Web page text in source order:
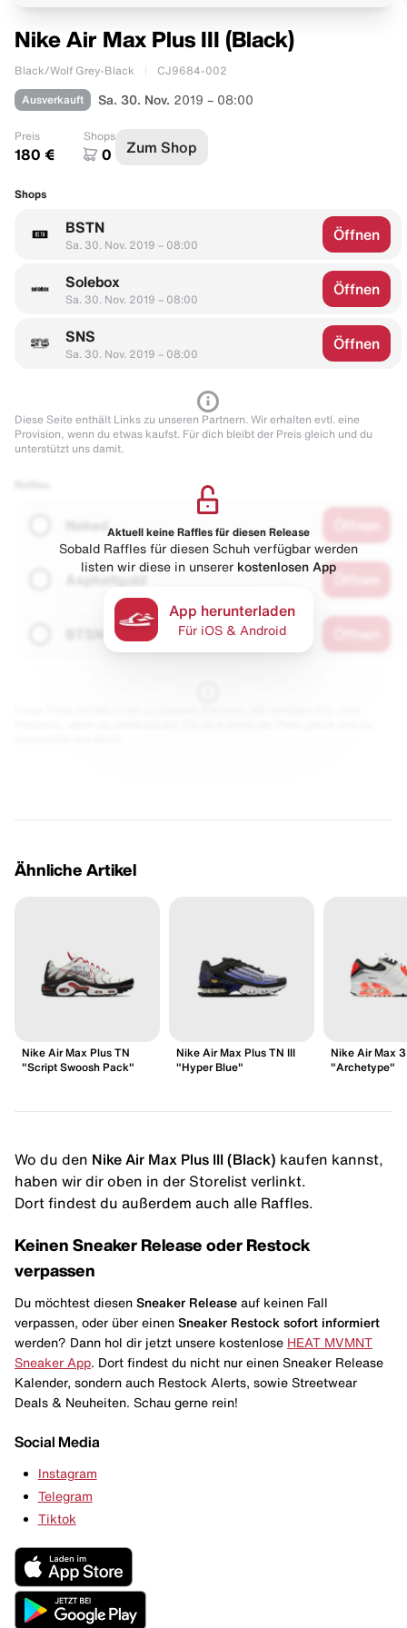
Nike Air Max Plus III (Black)
Black/Wolf Grey-Black CJ9684-002
Ausverkauft Sa. 30. Nov. 2019 – 08:00
Preis
180 €
Shops
0 Zum Shop
Shops
BSTN
Sa. 30. Nov. 2019 – 08:00
Öffnen
Solebox
Sa. 30. Nov. 2019 – 08:00
Öffnen
SNS
Sa. 30. Nov. 2019 – 08:00
Öffnen
Diese Seite enthält Links zu unseren Partnern. Wir erhalten evtl. eine
Provision, wenn du etwas kaufst. Für dich bleibt der Preis gleich und du
unterstützt uns damit.
Naked
Asphaltgold
Aktuell keine Raffles für diesen Release
Sobald Raffles für diesen Schuh verfügbar werden
listen wir diese in unserer kostenlosen App
App herunterladen
Für iOS & Android
Ähnliche Artikel
Nike Air Max Plus TN
"Script Swoosh Pack"
Nike Air Max Plus TN III
"Hyper Blue"
Nike Air Max 3
"Archetype"
Wo du den Nike Air Max Plus III (Black) kaufen kannst,
haben wir dir oben in der Storelist verlinkt.
Dort findest du außerdem auch alle Raffles.
Keinen Sneaker Release oder Restock
verpassen
Du möchtest diesen Sneaker Release auf keinen Fall
verpassen, oder über einen Sneaker Restock sofort informiert
werden? Dann hol dir jetzt unsere kostenlose HEAT MVMNT
Sneaker App . Dort findest du nicht nur einen Sneaker Release
Kalender, sondern auch Restock Alerts, sowie Streetwear
Deals & Neuheiten. Schau gerne rein!
Social Media
Instagram
Telegram
Tiktok